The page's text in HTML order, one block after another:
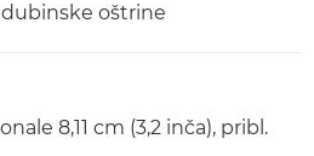
oštrine
8,11 cm (3,2 inča), pribl.